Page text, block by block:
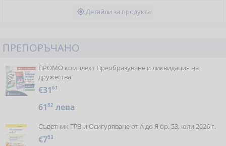
Детайли за продукта
ПРЕПОРЪЧАНО
ПРОМО комплект Преобразуване и ликвидация на
дружества
€3161
6182 лева
Съветник ТРЗ и Осигуряване от А до Я бр. 53, юли 2026 г.
€763